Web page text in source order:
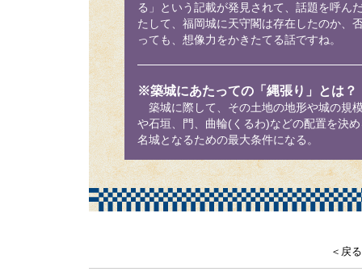
る」という記載が発見されて、話題を呼
たして、福岡城に天守閣は存在したのか、
っても、想像力をかきたてる話ですね。
※築城にあたっての「縄張り」とは？
築城に際して、その土地の地形や城の規
や石垣、門、曲輪(くるわ)などの配置を決
名城となるための最大条件になる。
＜戻る